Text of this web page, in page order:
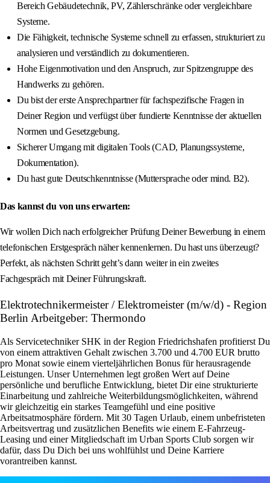
Bereich Gebäudetechnik, PV, Zählerschränke oder vergleichbare
Systeme.
Die Fähigkeit, technische Systeme schnell zu erfassen, strukturiert zu
analysieren und verständlich zu dokumentieren.
Hohe Eigenmotivation und den Anspruch, zur Spitzengruppe des
Handwerks zu gehören.
Du bist der erste Ansprechpartner für fachspezifische Fragen in
Deiner Region und verfügst über fundierte Kenntnisse der aktuellen
Normen und Gesetzgebung.
Sicherer Umgang mit digitalen Tools (CAD, Planungssysteme,
Dokumentation).
Du hast gute Deutschkenntnisse (Muttersprache oder mind. B2).
Das kannst du von uns erwarten:
Wir wollen Dich nach erfolgreicher Prüfung Deiner Bewerbung in einem
telefonischen Erstgespräch näher kennenlernen. Du hast uns überzeugt?
Perfekt, als nächsten Schritt geht’s dann weiter in ein zweites
Fachgespräch mit Deiner Führungskraft.
Elektrotechnikermeister / Elektromeister (m/w/d) - Region
Berlin Arbeitgeber: Thermondo
Als Servicetechniker SHK in der Region Friedrichshafen profitierst Du
von einem attraktiven Gehalt zwischen 3.700 und 4.700 EUR brutto
pro Monat sowie einem vierteljährlichen Bonus für herausragende
Leistungen. Unser Unternehmen legt großen Wert auf Deine
persönliche und berufliche Entwicklung, bietet Dir eine strukturierte
Einarbeitung und zahlreiche Weiterbildungsmöglichkeiten, während
wir gleichzeitig ein starkes Teamgefühl und eine positive
Arbeitsatmosphäre fördern. Mit 30 Tagen Urlaub, einem unbefristeten
Arbeitsvertrag und zusätzlichen Benefits wie einem E-Fahrzeug-
Leasing und einer Mitgliedschaft im Urban Sports Club sorgen wir
dafür, dass Du Dich bei uns wohlfühlst und Deine Karriere
vorantreiben kannst.